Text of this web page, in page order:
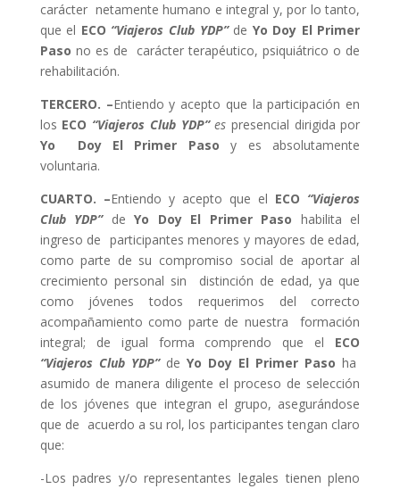
carácter netamente humano e integral y, por lo tanto,
que el ECO “Viajeros Club YDP” de Yo Doy El Primer
Paso no es de carácter terapéutico, psiquiátrico o de
rehabilitación.
TERCERO. –Entiendo y acepto que la participación en
los ECO “Viajeros Club YDP”es presencial dirigida por
Yo Doy El Primer Pasoy es absolutamente
voluntaria.
CUARTO. –Entiendo y acepto que el ECO “Viajeros
Club YDP” deYo Doy El Primer Paso habilita el
ingreso de participantes menores y mayores de edad,
como parte de su compromiso social de aportar al
crecimiento personal sin distinción de edad, ya que
como jóvenes todos requerimos del correcto
acompañamiento como parte de nuestra formación
integral; de igual forma comprendo que el ECO
“Viajeros Club YDP” de Yo Doy El Primer Pasoha
asumido de manera diligente el proceso de selección
de los jóvenes que integran el grupo, asegurándose
que de acuerdo a su rol, los participantes tengan claro
que:
-Los padres y/o representantes legales tienen pleno